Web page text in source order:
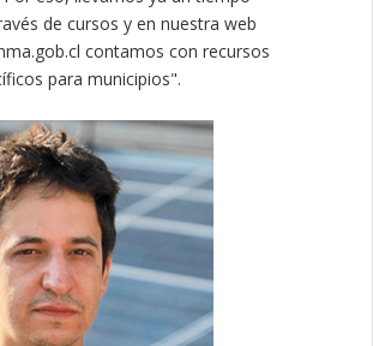
de cursos y en nuestra web
contamos con recursos
para municipios".